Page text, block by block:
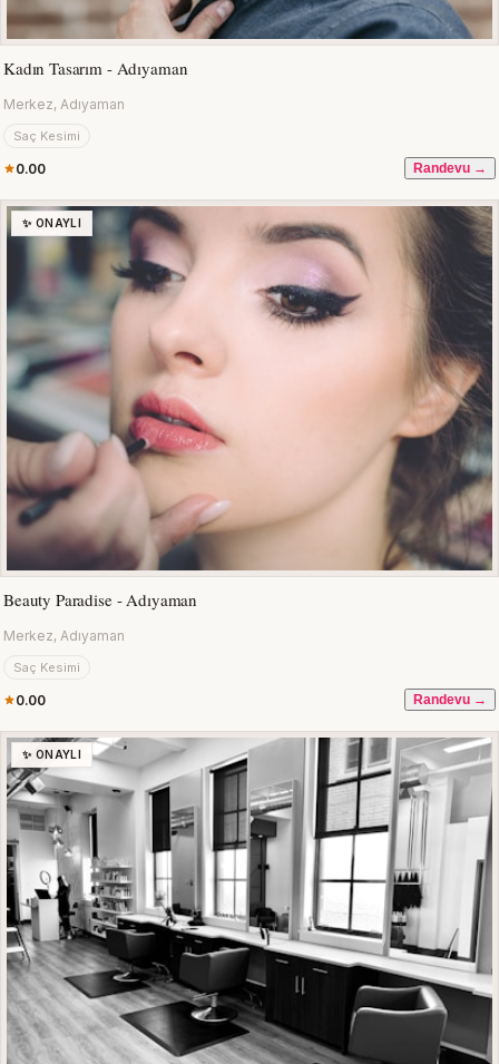
Kadın Tasarım - Adıyaman
Merkez, Adıyaman
Saç Kesimi
0.00 Randevu →
✨ ONAYLI
Beauty Paradise - Adıyaman
Merkez, Adıyaman
Saç Kesimi
0.00 Randevu →
✨ ONAYLI